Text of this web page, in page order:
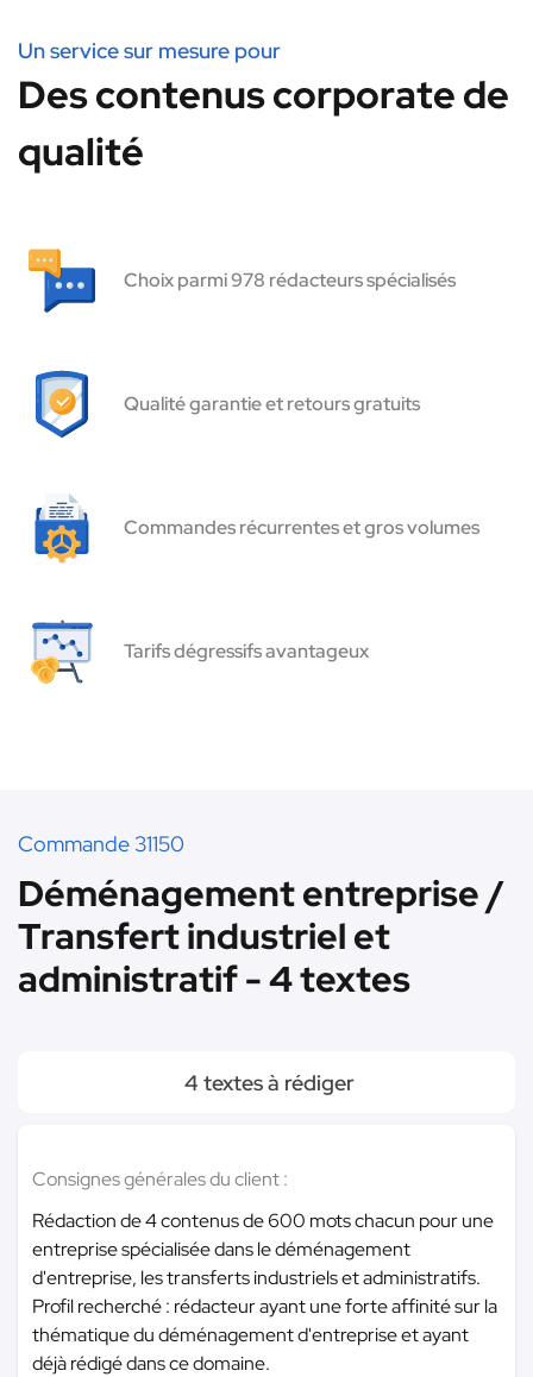
Un service sur mesure pour
Des contenus corporate de
qualité
Choix parmi 978 rédacteurs spécialisés
Qualité garantie et retours gratuits
Commandes récurrentes et gros volumes
Tarifs dégressifs avantageux
Commande 31150
Déménagement entreprise /
Transfert industriel et
administratif - 4 textes
4 textes à rédiger
Consignes générales du client :
Rédaction de 4 contenus de 600 mots chacun pour une
entreprise spécialisée dans le déménagement
d'entreprise, les transferts industriels et administratifs.
Profil recherché : rédacteur ayant une forte affinité sur la
thématique du déménagement d'entreprise et ayant
déjà rédigé dans ce domaine.